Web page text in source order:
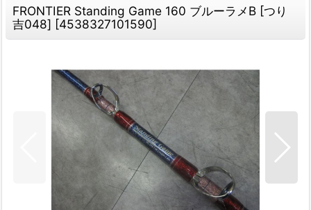
FRONTIER Standing Game 160 ブルーラメB [つり
吉048] [4538327101590]